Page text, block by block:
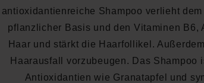
antioxidantienreiche Shampoo verlieht
pflanzlicher Basis und den Vitaminen B6,
Haar und stärkt die Haarfollikel.
Haarausfall vorzubeugen. Das Shampoo
Antioxidantien wie Granatapfel und